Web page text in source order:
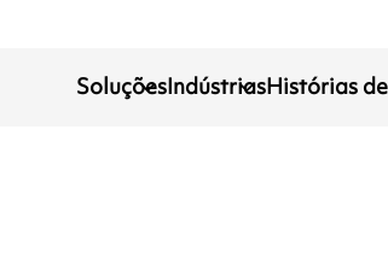
SoluçõesIndústriasHistórias